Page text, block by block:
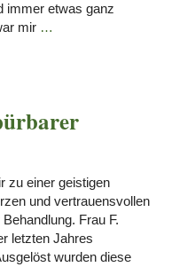
immer etwas ganz
mir …
zu einer geistigen
und vertrauensvollen
Frau F.
letzten Jahres
wurden diese